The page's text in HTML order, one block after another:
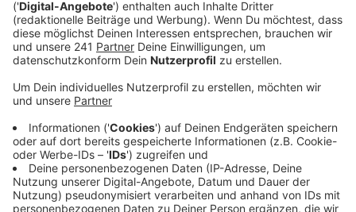
Eigene Bestleistung zweimal getoppt
Anzeige
Zweimal die eigene Bestleistung übertrumpft und die
erste deutsche Medaille abgeholt: TSV-Sportler Léon
Schäfer hat bei der Para-Leichtathletik-WM in Indien
die Silbermedaille gewonnen. Die Spiele in Neu-Delhi